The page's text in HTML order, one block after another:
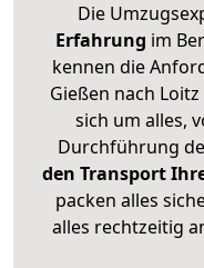
Die
Erfahrung im
kennen die
Gießen nach
sich um alles,
Durchführung
den Transport
packen alles
alles rechtzeitig